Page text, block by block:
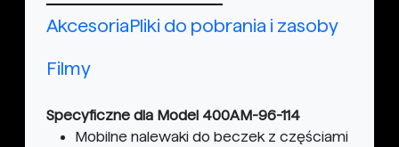
AkcesoriaPliki do pobrania i zasoby
Filmy
Specyficzne dla Model 400AM-96-114
Mobilne nalewaki do beczek z częściami